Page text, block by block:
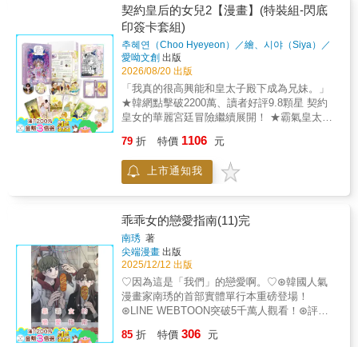
不釋手地拿著去花園散步，結果一陣大風颳
過，讓她連人帶傘一起飛上天了！吊飾裝組起
來後，莉莉卡就成了可愛的飛天小公主，和飛
舞的花瓣一起飛過街道上空，成了十分應景又
實用的吊飾。壓克力底座可磁吸在冰箱、白
板、電腦主機、辦公桌隔板……等任何帶磁性
的物品上，當冰箱貼使用。注意事項：1. 壓克
力表面可能存在細小劃痕，此情況不在售後範
換3. 壓克力製品較脆弱，使用時請小心勿揮落
或碰掉，若使用不當而摔壞，恕無法退換= 小
說內容簡介 = 憑藉著出色的能力及可愛的
力量，莉莉卡慢慢在宮中累積了一些聲望，並
接即將回宮的皇太子哥哥，莉莉卡滿懷期待地
籌辦了一場精緻的茶會，想親近這位傳說中的
兄長，兄妹兩人卻有了奇妙的相遇……某天，
莉莉卡撐著媽媽送的華麗蕾絲陽傘在花園散
步，意外邂逅了有著驚人容貌的漂亮男孩──巴
拉特家族最傑出的作品，菲約爾德．巴拉特小
公爵。究竟這兩位話題人物的接連現身，會為
莉莉卡的契約皇女之路，掀起怎樣翻天覆地的
改變呢？＝延伸閱讀＝愛生活◆愛閱讀◆愛創
送「夕陽茶會」精美留言卡 ★預購贈品： 「契
約皇女的宮廷生活」PVC透卡 尺寸：
5.4x8.5cm PVC透卡一組三款，莉莉卡今天依
然在努力收集獎勵糖果喔！精美畫風的角色透
卡，限量珍藏 （數量有限，送完為止） 憑藉著
出色的能力及可愛的力量，莉莉卡慢慢在宮中
累積了一些聲望，並在誤打誤撞間悄悄改變了
宮廷的勢力。為了迎接即將回宮的皇太子堂
哥，莉莉卡滿懷期待地籌辦了一場精緻的茶
會，想親近這位傳說中的兄長，兄妹兩人卻有
華麗蕾絲陽傘在花園散步，意外邂逅了有著驚
人容貌的漂亮男孩──巴拉特家族最傑出的作
品，菲約爾德．巴拉特小公爵。究竟這兩位話
路，掀起怎樣翻天覆地的改變呢？「我……第
一次看到這麼優美的曲膝禮……可以教我
嗎？」＝延伸閱讀＝愛生活◆愛閱讀◆愛創作
更多精采活動與新書訊息請關注：愛呦文創粉
絲團：https://www.facebook.com/iyao.book/
契約皇后的女兒2【漫畫】(特裝組-閃底
印簽卡套組)
추혜연（Choo Hyeyeon）／繪、시야（Siya）／
著著
愛呦文創 出版
2026/08/20 出版
「我真的很高興能和皇太子殿下成為兄妹。」
★韓網點擊破2200萬、讀者好評9.8顆星 契約
皇女的華麗宮廷冒險繼續展開！ ★霸氣皇太子
帥氣登場！ 莉莉卡卻與他們有意想不到的巧
遇？ ★同步推出限量特裝組「閃底印簽卡套
組」 雙閃徽章、作者加筆壓克力燙印簽名板、
送「夕陽茶會」精美留言卡 ★預購贈品： 「契
約皇女的宮廷生活」PVC透卡 尺寸：
5.4x8.5cm PVC透卡一組三款，莉莉卡今天依
然在努力收集獎勵糖果喔！精美畫風的角色透
卡，限量珍藏 （數量有限，送完為止） 契約皇
后的女兒2【漫畫】(特裝組-閃底印簽卡套組)╱
全彩漫畫第2集、明信片（1組6張）、皇太子與
小公爵款雙閃徽章組（1組2款）、壓克力裱裝
燙色印簽簽名板、書本造型壓克力卡套、預購
79 折 特價 1106 元
上市通知我
乖乖女的戀愛指南(11)完
南琇 著
尖端漫畫 出版
2025/12/12 出版
♡因為這是「我們」的戀愛啊。♡⊛韓國人氣
漫畫家南琇的首部實體單行本重磅登場！
⊛LINE WEBTOON突破5千萬人觀看！⊛評價
乖乖女戀愛等級上升！戀愛指南的最終篇章
85 折 特價 306 元